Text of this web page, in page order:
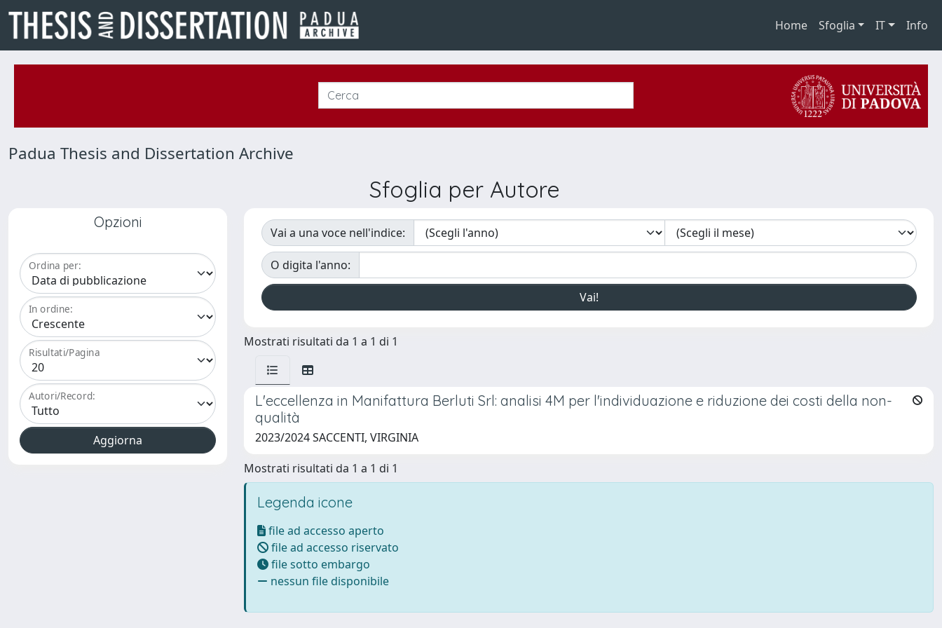
Home Sfoglia IT Info
Padua Thesis and Dissertation Archive
Sfoglia per Autore
Opzioni
Ordina per:
In ordine:
Risultati/Pagina
Autori/Record:
Vai a una voce nell'indice:
O digita l'anno:
Mostrati risultati da 1 a 1 di 1
L'eccellenza in Manifattura Berluti Srl: analisi 4M per l'individuazione e riduzione dei costi della non-
qualità
2023/2024 SACCENTI, VIRGINIA
Mostrati risultati da 1 a 1 di 1
Legenda icone
file ad accesso aperto
file ad accesso riservato
file sotto embargo
nessun file disponibile